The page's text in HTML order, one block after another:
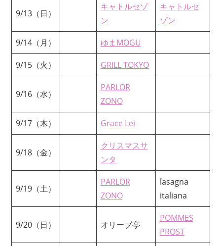
9/13（日）
キャトルセゾ
ン
キャトルセ
ゾン
9/14（月） ゆまMOGU
9/15（火） GRILL TOKYO
9/16（水）
PARLOR
ZONO
9/17（木） Grace Lei
9/18（金）
クリスマスサ
ンタ
9/19（土）
PARLOR
ZONO
lasagna
italiana
9/20（日） オリーブ亭
POMMES
PROST